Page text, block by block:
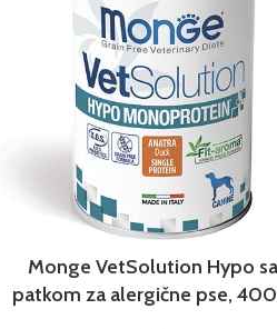
Monge VetSolution Hypo sa
patkom za alergične pse,